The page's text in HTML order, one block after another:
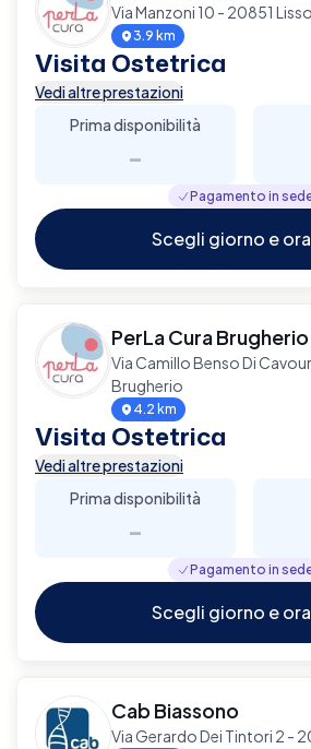
Via Manzoni 10 - 20851
3.9 km
Visita Ostetrica
Vedi altre prestazioni
Prima disponibilità
-
Pagamento in
Scegli giorno e ora
PerLa Cura Brugherio
Via Camillo Benso Di
Brugherio
4.2 km
Visita Ostetrica
Vedi altre prestazioni
Prima disponibilità
-
Pagamento in
Scegli giorno e ora
Cab Biassono
Via Gerardo Dei Tintori 2 -